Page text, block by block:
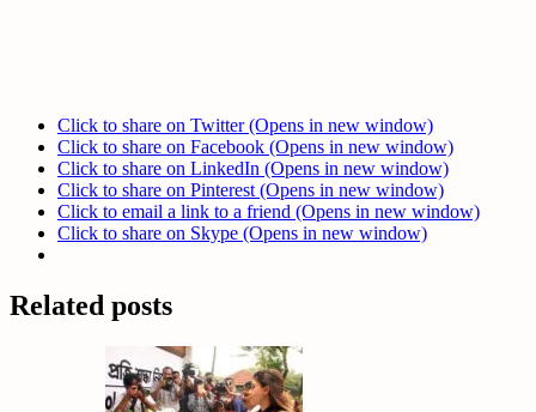
Click to share on Twitter (Opens in new window)
Click to share on Facebook (Opens in new window)
Click to share on LinkedIn (Opens in new window)
Click to share on Pinterest (Opens in new window)
Click to email a link to a friend (Opens in new window)
Click to share on Skype (Opens in new window)
Related posts